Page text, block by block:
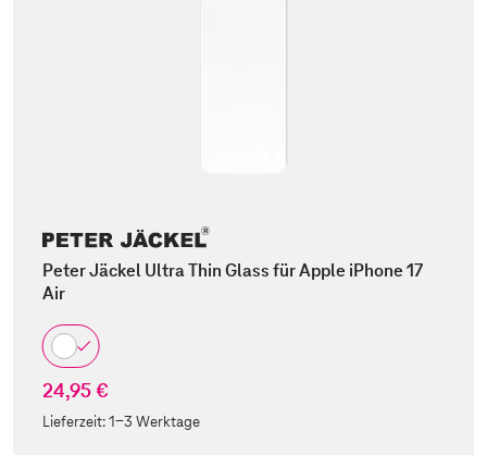
Peter Jäckel Ultra Thin Glass für Apple iPhone 17
Air
24,95 €
Lieferzeit:1-3 Werktage